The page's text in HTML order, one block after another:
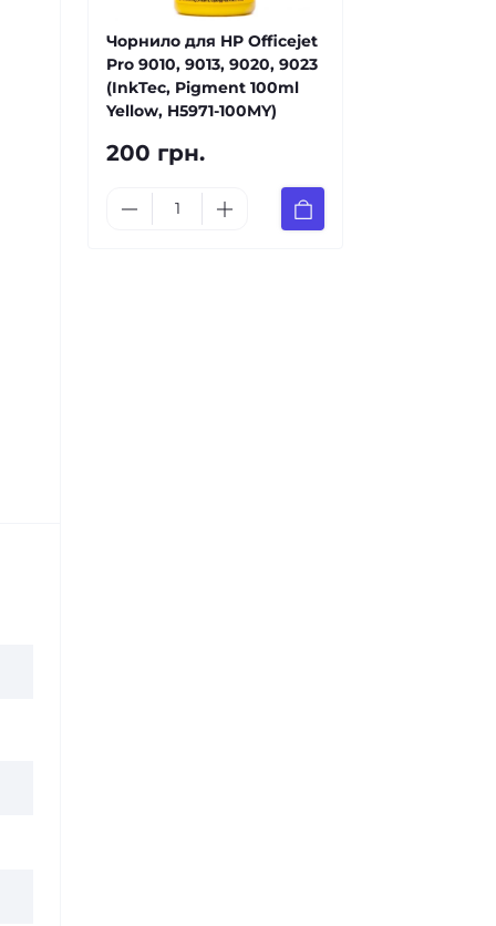
Чорнило для HP Officejet
Pro 9010, 9013, 9020, 9023
(InkTec, Pigment 100ml
Yellow, H5971-100MY)
200 грн.